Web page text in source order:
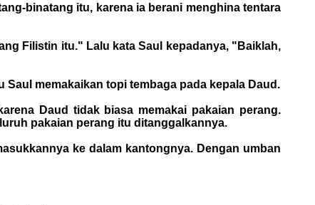
binatang itu, karena ia berani menghina tentara
Filistin itu." Lalu kata Saul kepadanya, "Baiklah,
memakaikan topi tembaga pada kepala Daud.
Daud tidak biasa memakai pakaian perang.
pakaian perang itu ditanggalkannya.
ke dalam kantongnya. Dengan umban